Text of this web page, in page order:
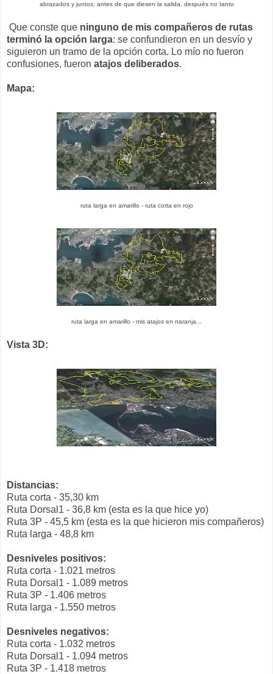
abrazados y juntos, antes de que diesen la salida, después no tanto
Que conste que ninguno de mis compañeros de rutas
terminó la opción larga: se confundieron en un desvío y
siguieron un tramo de la opción corta. Lo mío no fueron
confusiones, fueron atajos deliberados.
Mapa:
ruta larga en amarillo - ruta corta en rojo
ruta larga en amarillo - mis atajos en naranja...
Vista 3D:
Distancias:
Ruta corta - 35,30 km
Ruta Dorsal1 - 36,8 km (esta es la que hice yo)
Ruta 3P - 45,5 km (esta es la que hicieron mis compañeros)
Ruta larga - 48,8 km
Desniveles positivos:
Ruta corta - 1.021 metros
Ruta Dorsal1 - 1.089 metros
Ruta 3P - 1.406 metros
Ruta larga - 1.550 metros
Desniveles negativos:
Ruta corta - 1.032 metros
Ruta Dorsal1 - 1.094 metros
Ruta 3P - 1.418 metros